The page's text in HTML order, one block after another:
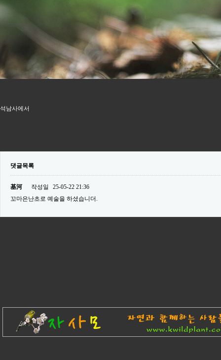
석남사에서
댓글목록
基河 작성일
25-05-22 21:36
꼬마은난초로 예술을 하셨습니더.